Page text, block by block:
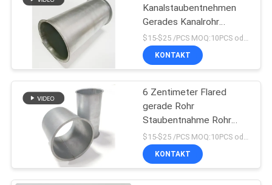
tiefe gezeichnete
Teile
Kanalstaubentnehmen
Gerades Kanalrohr
Industrie-
Staubentnahme-Rohr
$15-$25 /PCS MOQ:10PCS oder Verhandlungen
KONTAKT
6 Zentimeter Flared
gerade Rohr
Staubentnahme Rohr
Luftkanalsystem
$15-$25 /PCS MOQ:10PCS oder Verhandlungen
KONTAKT